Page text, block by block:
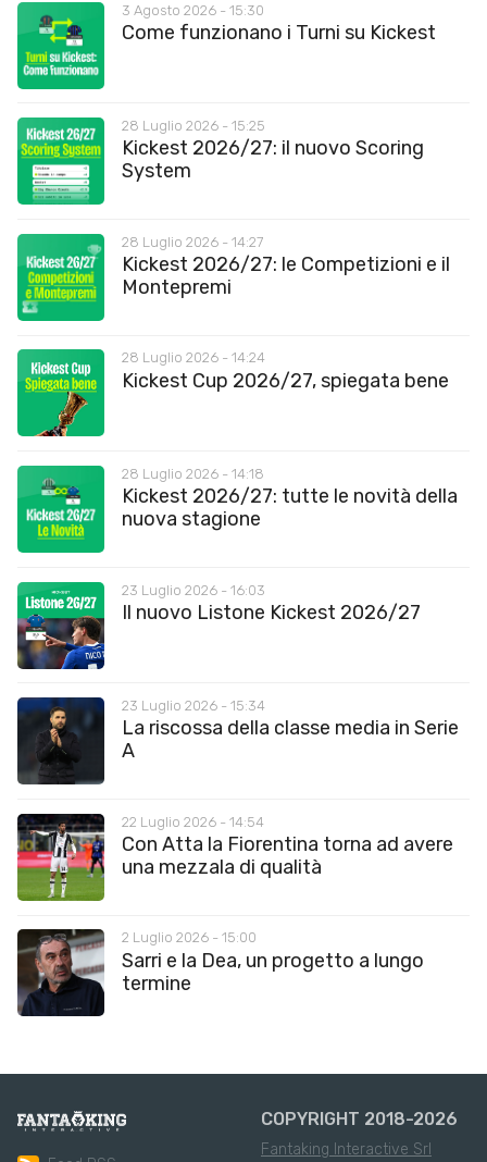
3 Agosto 2026 - 15:30
Come funzionano i Turni su Kickest
28 Luglio 2026 - 15:25
Kickest 2026/27: il nuovo Scoring
System
28 Luglio 2026 - 14:27
Kickest 2026/27: le Competizioni e il
Montepremi
28 Luglio 2026 - 14:24
Kickest Cup 2026/27, spiegata bene
28 Luglio 2026 - 14:18
Kickest 2026/27: tutte le novità della
nuova stagione
23 Luglio 2026 - 16:03
Il nuovo Listone Kickest 2026/27
23 Luglio 2026 - 15:34
La riscossa della classe media in Serie
A
22 Luglio 2026 - 14:54
Con Atta la Fiorentina torna ad avere
una mezzala di qualità
2 Luglio 2026 - 15:00
Sarri e la Dea, un progetto a lungo
termine
COPYRIGHT 2018-2026
Fantaking Interactive Srl